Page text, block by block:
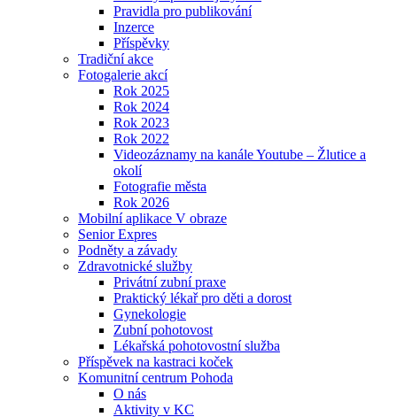
Pravidla pro publikování
Inzerce
Příspěvky
Tradiční akce
Fotogalerie akcí
Rok 2025
Rok 2024
Rok 2023
Rok 2022
Videozáznamy na kanále Youtube – Žlutice a
okolí
Fotografie města
Rok 2026
Mobilní aplikace V obraze
Senior Expres
Podněty a závady
Zdravotnické služby
Privátní zubní praxe
Praktický lékař pro děti a dorost
Gynekologie
Zubní pohotovost
Lékařská pohotovostní služba
Příspěvek na kastraci koček
Komunitní centrum Pohoda
O nás
Aktivity v KC